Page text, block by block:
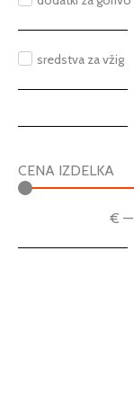
sredstva za vžig
CENA IZDELKA
€ —